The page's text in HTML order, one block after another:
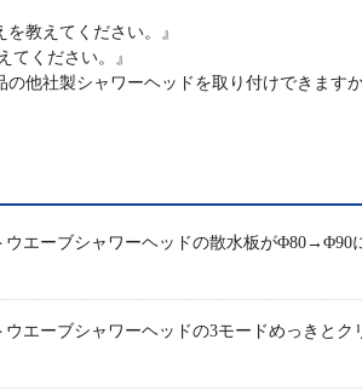
教えてください。』
てください。』
の他社製シャワーヘッドを取り付けできます
ウエーブシャワーヘッドの散水板が
ウエーブシャワーヘッドの3モードめっきと